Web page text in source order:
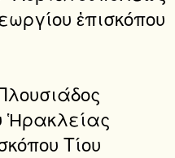
ἐπισκόπου
Ἡρακλείας
Τίου